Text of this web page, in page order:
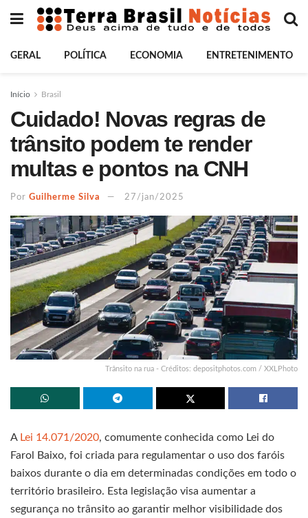
GERAL POLÍTICA ECONOMIA ENTRETENIMENTO
Início Brasil
Cuidado! Novas regras de
trânsito podem te render
multas e pontos na CNH
Por Guilherme Silva 27/jan/2025
Trânsito na rua - Créditos: depositphotos.com / XXLPhoto
A Lei 14.071/2020, comumente conhecida como Lei do
Farol Baixo, foi criada para regulamentar o uso dos faróis
baixos durante o dia em determinadas condições em todo o
território brasileiro. Esta legislação visa aumentar a
segurança no trânsito ao garantir melhor visibilidade dos